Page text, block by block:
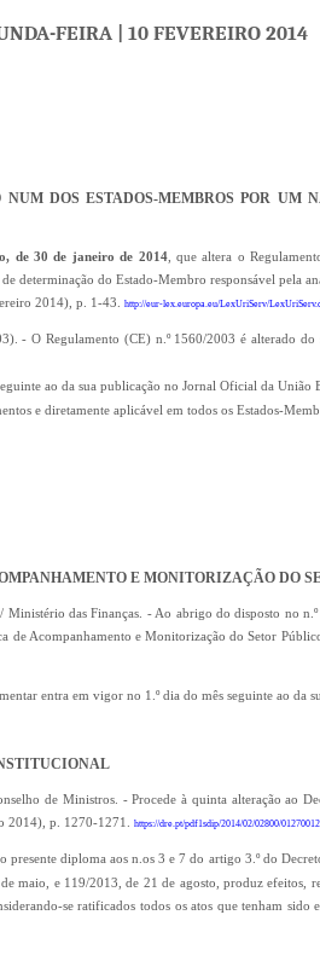
FEIRA | 10 FEVEREIRO 2014
DOS ESTADOS-MEMBROS POR
de 30 de janeiro de 2014, que altera o
determinação do Estado-Membro responsável pela
2014), p. 1-43.
http://eur-lex.europa.eu/LexUriServ/
- O Regulamento (CE) n.º 1560/2003 é alterado
ao da sua publicação no Jornal Oficial da União
e diretamente aplicável em todos os Estados-
E MONITORIZAÇÃO DO
/ Ministério das Finanças. - Ao abrigo do disposto no
de Acompanhamento e Monitorização do Setor
entra em vigor no 1.º dia do mês seguinte ao da
de Ministros. - Procede à quinta alteração ao
2014), p. 1270-1271.
https://dre.pt/pdf1sdip/2014/02/02800/
presente diploma aos n.os 3 e 7 do artigo 3.º do
maio, e 119/2013, de 21 de agosto, produz efeitos,
se ratificados todos os atos que tenham